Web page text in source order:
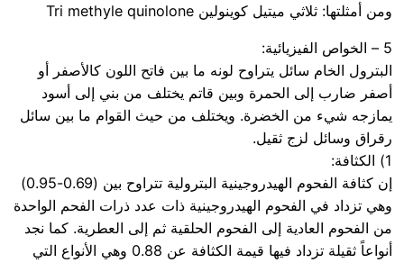
ومن أمثلتها: ثلاثي ميتيل كوينولين Tri methyle quinolone
5 – الخواص الفيزيائية:
البترول الخام سائل يتراوح لونه ما بين فاتح اللون كالأصفر أو
أصفر ضارب إلى الحمرة وبين قاتم يختلف من بني إلى أسود
يمازجه شيء من الخضرة. ويختلف من حيث القوام ما بين سائل
رقراق وسائل لزج ثقيل.
1) الكثافة:
إن كثافة الفحوم الهيدروجينية البترولية تتراوح بين (0.69-0.95)
وهي تزداد في الفحوم الهيدروجينية ذات عدد ذرات الفحم الواحدة
من الفحوم العادية إلى الفحوم الحلقية ثم إلى العطرية. كما نجد
أنواعاً ثقيلة تزداد فيها قيمة الكثافة عن 0.88 وهي الأنواع التي